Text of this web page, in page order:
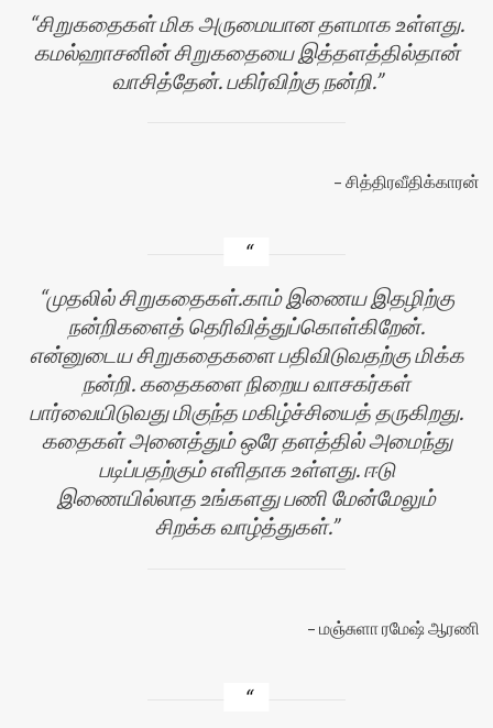
சிறுகதைகள் மிக அருமையான தளமாக உள்ளது.
கமல்ஹாசனின் சிறுகதையை இத்தளத்தில்தான்
வாசித்தேன். பகிர்விற்கு நன்றி.
சித்திரவீதிக்காரன்
முதலில் சிறுகதைகள்.காம் இணைய இதழிற்கு
நன்றிகளைத் தெரிவித்துப்கொள்கிறேன்.
என்னுடைய சிறுகதைகளை பதிவிடுவதற்கு மிக்க
நன்றி. கதைகளை நிறைய வாசகர்கள்
பார்வையிடுவது மிகுந்த மகிழ்ச்சியைத் தருகிறது.
கதைகள் அனைத்தும் ஒரே தளத்தில் அமைந்து
படிப்பதற்கும் எளிதாக உள்ளது. ஈடு
இணையில்லாத உங்களது பணி மேன்மேலும்
சிறக்க வாழ்த்துகள்.
மஞ்சுளா ரமேஷ் ஆரணி